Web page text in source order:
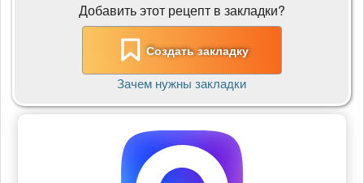
Добавить этот рецепт в закладки?
Создать закладку
Зачем нужны закладки